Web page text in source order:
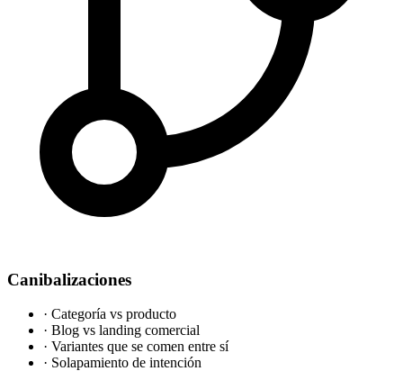
Canibalizaciones
· Categoría vs producto
· Blog vs landing comercial
· Variantes que se comen entre sí
· Solapamiento de intención